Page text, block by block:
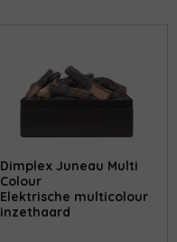
Dimplex Juneau Multi
Colour
Elektrische multicolour
inzethaard